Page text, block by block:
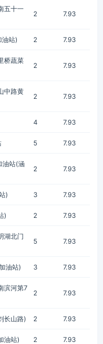
五十一
2 7.93
油站) 2 7.93
桥蔬菜
2 7.93
中路黄
2 7.93
4 7.93
5 7.93
油站(涵
2 7.93
) 3 7.93
) 2 7.93
湖北门
5 7.93
油站) 3 7.93
滨河第7
2 7.93
长山路) 2 7.93
油站) 2 7.93